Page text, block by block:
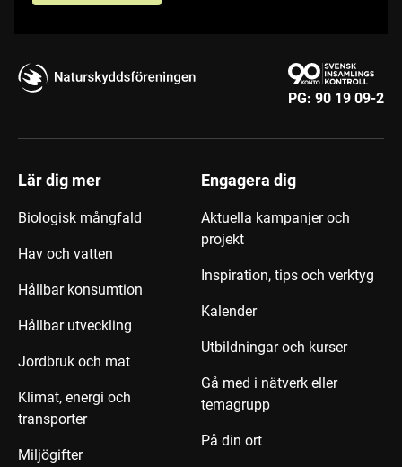
PG: 90 19 09-2
Lär dig mer
Biologisk mångfald
Hav och vatten
Hållbar konsumtion
Hållbar utveckling
Jordbruk och mat
Klimat, energi och
transporter
Miljögifter
Engagera dig
Aktuella kampanjer och
projekt
Inspiration, tips och verktyg
Kalender
Utbildningar och kurser
Gå med i nätverk eller
temagrupp
På din ort